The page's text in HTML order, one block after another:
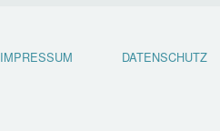
IMPRESSUM DATENSCHUTZ